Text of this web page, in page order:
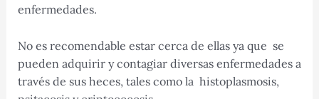
enfermedades.
No es recomendable estar cerca de ellas ya que se
pueden adquirir y contagiar diversas enfermedades a
través de sus heces, tales como la histoplasmosis,